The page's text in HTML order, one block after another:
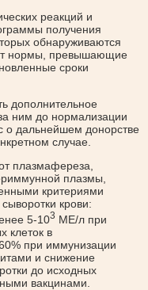
реакций и
получения
обнаруживаются
нормы, превышающие
сроки
дополнительное
ним до нормализации
о дальнейшем донорстве
случае.
плазмафереза,
плазмы,
критериями
крови:
5-103 МЕ/л при
клеток в
при иммунизации
и снижение
до исходных
вакцинами.